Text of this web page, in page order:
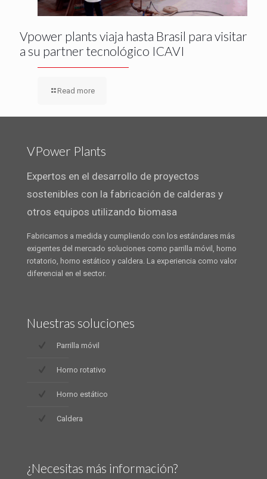
Vpower plants viaja hasta Brasil para visitar
a su partner tecnológico ICAVI
Read more
VPower Plants
Expertos en el desarrollo de proyectos
sostenibles con la fabricación de calderas y
otros equipos utilizando biomasa
Fabricamos a medida y cumpliendo con los estándares más
exigentes del mercado soluciones como parrilla móvil, horno
rotatorio, horno estático y caldera. La experiencia como valor
diferencial en el sector.
Nuestras soluciones
Parrilla móvil
Horno rotativo
Horno estático
Caldera
¿Necesitas más información?